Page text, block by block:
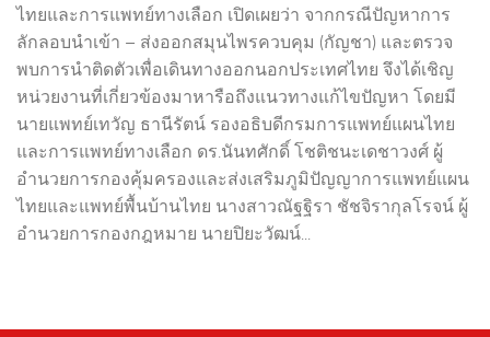
ไทยและการแพทย์ทางเลือก เปิดเผยว่า จากกรณีปัญหาการ
ลักลอบนำเข้า – ส่งออกสมุนไพรควบคุม (กัญชา) และตรวจ
พบการนำติดตัวเพื่อเดินทางออกนอกประเทศไทย จึงได้เชิญ
หน่วยงานที่เกี่ยวข้องมาหารือถึงแนวทางแก้ไขปัญหา โดยมี
นายแพทย์เทวัญ ธานีรัตน์ รองอธิบดีกรมการแพทย์แผนไทย
และการแพทย์ทางเลือก ดร.นันทศักดิ์ โชติชนะเดชาวงศ์ ผู้
อำนวยการกองคุ้มครองและส่งเสริมภูมิปัญญาการแพทย์แผน
ไทยและแพทย์พื้นบ้านไทย นางสาวณัฐฐิรา ชัชจิรากุลโรจน์ ผู้
อำนวยการกองกฎหมาย นายปิยะวัฒน์...